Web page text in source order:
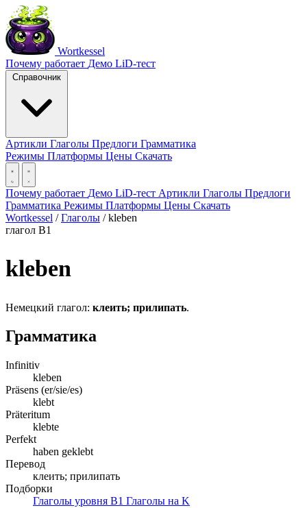
Wortkessel
Почему работает Демо LiD-тест
Справочник
Артикли Глаголы Предлоги Грамматика
Режимы Платформы Цены Скачать
Почему работает Демо LiD-тест Артикли Глаголы Предлоги
Грамматика Режимы Платформы Цены Скачать
Wortkessel / Глаголы / kleben
глагол B1
kleben
Немецкий глагол: клеить; прилипать.
Грамматика
Infinitiv
kleben
Präsens (er/sie/es)
klebt
Präteritum
klebte
Perfekt
haben geklebt
Перевод
клеить; прилипать
Подборки
Глаголы уровня B1 Глаголы на K